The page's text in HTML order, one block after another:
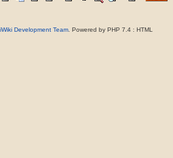
Development Team. Powered by PHP 7.4 : HTML